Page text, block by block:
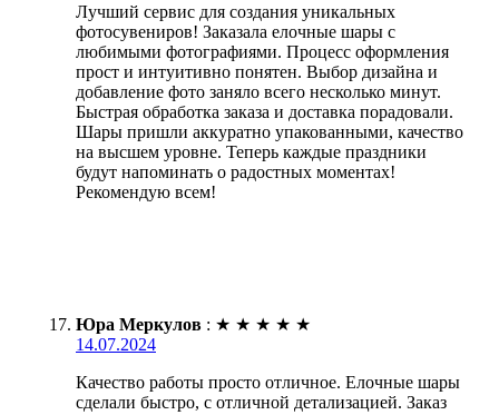
Лучший сервис для создания уникальных
фотосувениров! Заказала елочные шары с
любимыми фотографиями. Процесс оформления
прост и интуитивно понятен. Выбор дизайна и
добавление фото заняло всего несколько минут.
Быстрая обработка заказа и доставка порадовали.
Шары пришли аккуратно упакованными, качество
на высшем уровне. Теперь каждые праздники
будут напоминать о радостных моментах!
Рекомендую всем!
Юра Меркулов : ★ ★ ★ ★ ★
14.07.2024
Качество работы просто отличное. Елочные шары
сделали быстро, с отличной детализацией. Заказ